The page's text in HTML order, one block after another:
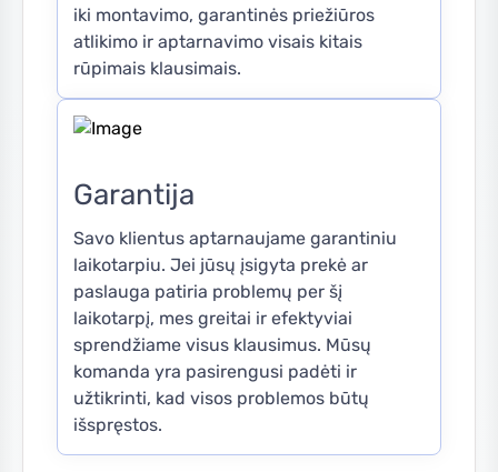
iki montavimo, garantinės priežiūros
atlikimo ir aptarnavimo visais kitais
rūpimais klausimais.
Garantija
Savo klientus aptarnaujame garantiniu
laikotarpiu. Jei jūsų įsigyta prekė ar
paslauga patiria problemų per šį
laikotarpį, mes greitai ir efektyviai
sprendžiame visus klausimus. Mūsų
komanda yra pasirengusi padėti ir
užtikrinti, kad visos problemos būtų
išspręstos.